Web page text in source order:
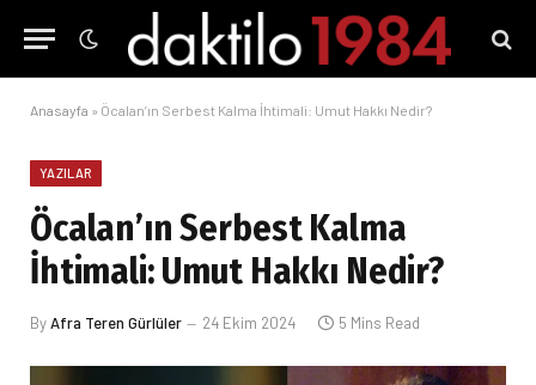
Anasayfa » Öcalan’ın Serbest Kalma İhtimali: Umut Hakkı Nedir?
YAZILAR
Öcalan’ın Serbest Kalma
İhtimali: Umut Hakkı Nedir?
ByAfra Teren Gürlüler 24 Ekim 2024 5 Mins Read